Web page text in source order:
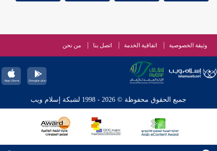
وثيقة الخصوصية اتفاقية الخدمة اتصل بنا من نحن
جميع الحقوق محفوظة © 2026 - 1998 لشبكة إسلام ويب